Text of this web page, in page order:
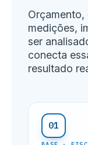
medições,
ser
conecta
resultado
01